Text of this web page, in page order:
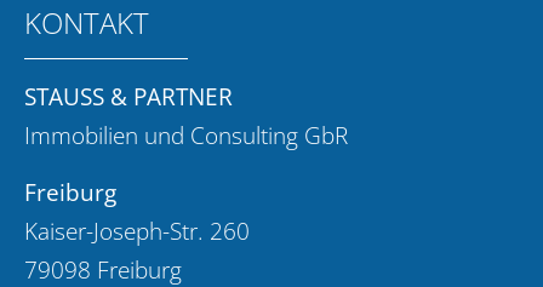
KONTAKT
STAUSS & PARTNER
Immobilien und Consulting GbR
Freiburg
Kaiser-Joseph-Str. 260
79098 Freiburg